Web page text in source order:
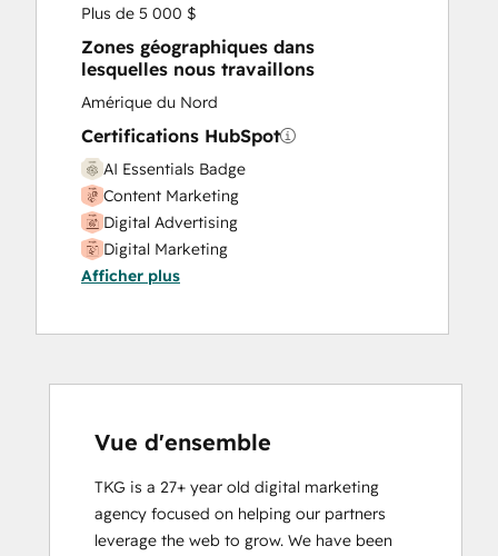
Paid Advertising
Programmable Automation
Public Relations
Sales and Marketing Alignment
Search Engine Optimization
Social Media
Video Production
Website Design
Website Development
Website Migration
Plus de 5 000 $
Zones géographiques dans
lesquelles nous travaillons
Amérique du Nord
Certifications HubSpot
AI Essentials Badge
Content Marketing
Digital Advertising
Digital Marketing
Email Marketing Certification
HubSpot Sales Hub Software
Inbound Marketing
SEO
Social Media Marketing Certification
Course
Afficher plus
Vue d'ensemble
TKG is a 27+ year old digital marketing
agency focused on helping our partners
leverage the web to grow. We have been